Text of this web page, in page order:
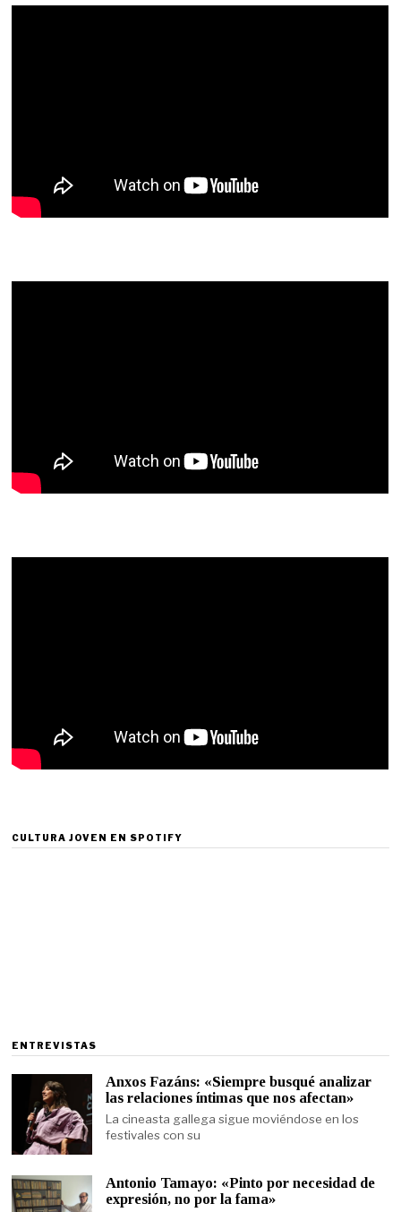
CULTURA JOVEN EN SPOTIFY
ENTREVISTAS
Anxos Fazáns: «Siempre busqué analizar
las relaciones íntimas que nos afectan»
La cineasta gallega sigue moviéndose en los
festivales con su
Antonio Tamayo: «Pinto por necesidad de
expresión, no por la fama»